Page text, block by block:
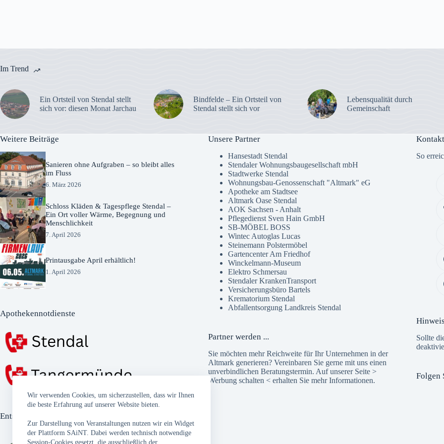
Wir verwenden Cookies, um sicherzustellen, dass wir Ihnen
die beste Erfahrung auf unserer Website bieten.
Zur Darstellung von Veranstaltungen nutzen wir ein Widget
der Plattform SAiNT. Dabei werden technisch notwendige
Session-Cookies gesetzt, die ausschließlich der
Im Trend
Ein Ortsteil von Stendal stellt
sich vor: diesen Monat Jarchau
Bindfelde – Ein Ortsteil von
Stendal stellt sich vor
Lebensqualität durch
Gemeinschaft
Weitere Beiträge
Sanieren ohne Aufgraben – so bleibt alles
im Fluss
6. März 2026
Schloss Kläden & Tagespflege Stendal –
Ein Ort voller Wärme, Begegnung und
Menschlichkeit
7. April 2026
Printausgabe April erhältlich!
1. April 2026
Apothekennotdienste
Entsorgungstermine
Unsere Partner
Hansestadt Stendal
Stendaler Wohnungsbaugesellschaft mbH
Stadtwerke Stendal
Wohnungsbau-Genossenschaft "Altmark" eG
Apotheke am Stadtsee
Altmark Oase Stendal
AOK Sachsen - Anhalt
Pflegedienst Sven Hain GmbH
SB-MÖBEL BOSS
Wintec Autoglas Lucas
Steinemann Polstermöbel
Gartencenter Am Friedhof
Winckelmann-Museum
Elektro Schmersau
Stendaler KrankenTransport
Versicherungsbüro Bartels
Krematorium Stendal
Abfallentsorgung Landkreis Stendal
Partner werden ...
Sie möchten mehr Reichweite für Ihr Unternehmen in der
Altmark generieren? Vereinbaren Sie gerne mit uns einen
unverbindlichen Beratungstermin. Auf unserer Seite >
Werbung schalten < erhalten Sie mehr Informationen.
So
Sollte
Folgen